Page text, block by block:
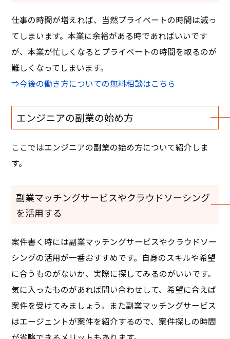
仕事の時間が増えれば、当然プライベートの時間は減っ
てしまいます。本業に余裕がある時であればいいです
が、本業が忙しくなるとプライベートの時間を取るのが
難しくなってしまいます。
⇒今後の働き方についての無料相談はこちら
エンジニアの副業の始め方
ここではエンジニアの副業の始め方について紹介しま
す。
副業マッチングサービスやクラウドソーシング
を活用する
案件書く時には副業マッチングサービスやクラウドソー
シングの活用が一番おすすめです。自身のスキルや希望
に合うものがないか、実際に探してみるのがいいです。
気に入ったものがあれば問い合わせして、希望に合えば
案件を受けてみましょう。また副業マッチングサービス
はエージェントが案件を紹介するので、案件探しの時間